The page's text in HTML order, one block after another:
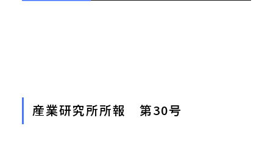
産業研究所所報 第30号